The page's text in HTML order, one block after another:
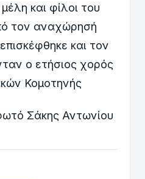
και φίλοι του
τον αναχώρησή
και τον
ο ετήσιος χορός
Κομοτηνής
Σάκης Αντωνίου